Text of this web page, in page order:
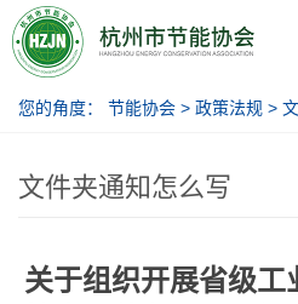
节能协会
您的角度： 节能协会 > 政策法规 >
文件夹通知怎么写
关于组织开展省级工